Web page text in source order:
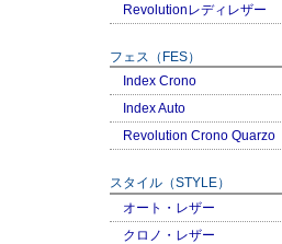
Revolutionレディレザー
フェス（FES）
Index Crono
Index Auto
Revolution Crono Quarzo
スタイル（STYLE）
オート・レザー
クロノ・レザー